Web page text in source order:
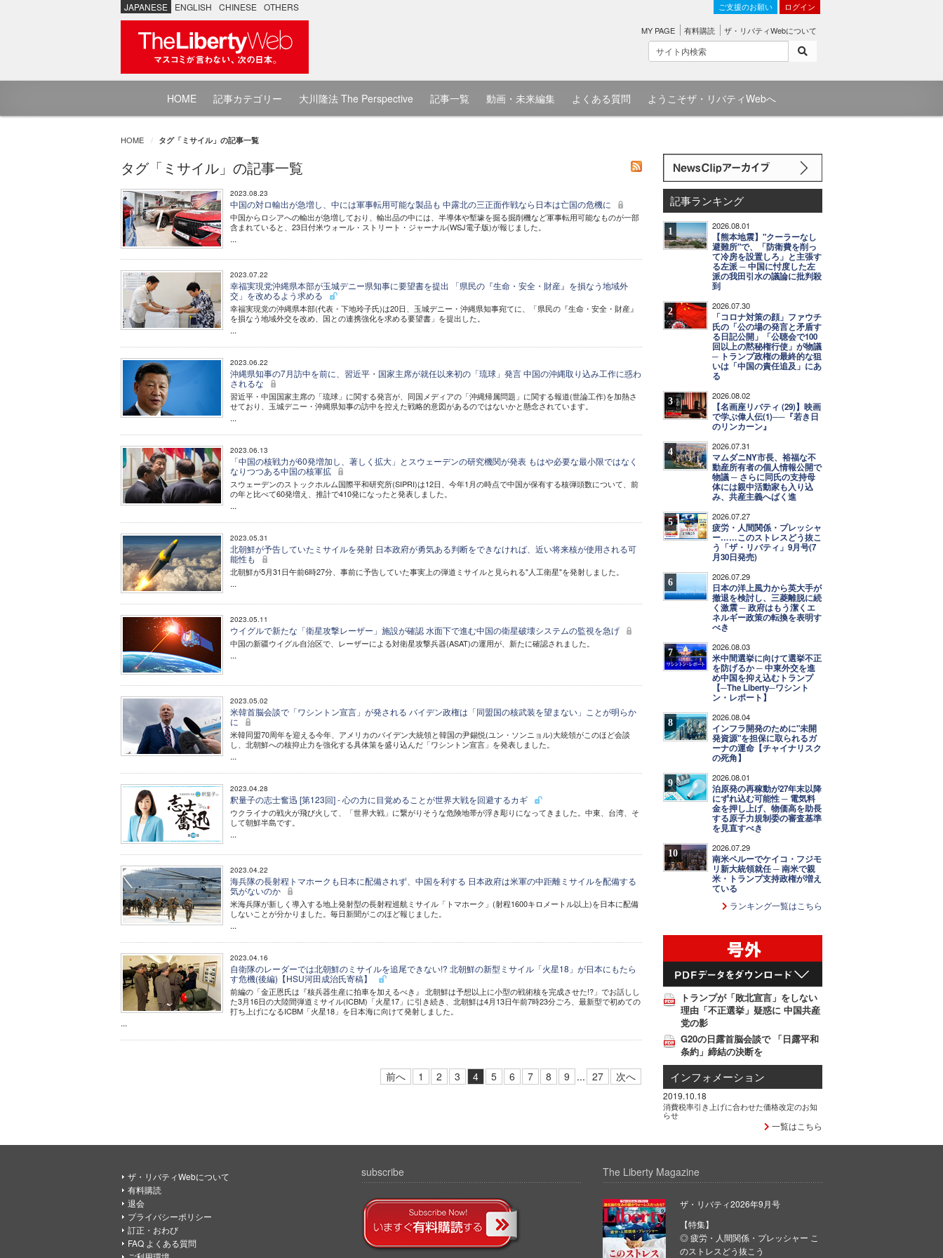
JAPANESE ENGLISH CHINESE OTHERS ご支援のお願い ログイン
MY PAGE 有料購読 ザ・リバティWebについて
HOME 記事カテゴリー 大川隆法 The Perspective 記事一覧 動画・未来編集 よくある質問 ようこそザ・リバティWebへ
HOME タグ「ミサイル」の記事一覧
タグ「ミサイル」の記事一覧
2023.08.23
中国の対ロ輸出が急増し、中には軍事転用可能な製品も 中露北の三正面作戦なら日本は亡国の危機に
中国からロシアへの輸出が急増しており、輸出品の中には、半導体や塹壕を掘る掘削機など軍事転用可能なものが一部
含まれていると、23日付米ウォール・ストリート・ジャーナル(WSJ電子版)が報じました。
...
2023.07.22
幸福実現党沖縄県本部が玉城デニー県知事に要望書を提出 「県民の『生命・安全・財産』を損なう地域外
交」を改めるよう求める
幸福実現党の沖縄県本部(代表・下地玲子氏)は20日、玉城デニー・沖縄県知事宛てに、「県民の『生命・安全・財産』
を損なう地域外交を改め、国との連携強化を求める要望書」を提出した。
...
2023.06.22
沖縄県知事の7月訪中を前に、習近平・国家主席が就任以来初の「琉球」発言 中国の沖縄取り込み工作に惑わ
されるな
習近平・中国国家主席の「琉球」に関する発言が、同国メディアの「沖縄帰属問題」に関する報道(世論工作)を加熱さ
せており、玉城デニー・沖縄県知事の訪中を控えた戦略的意図があるのではないかと懸念されています。
...
2023.06.13
「中国の核戦力が60発増加し、著しく拡大」とスウェーデンの研究機関が発表 もはや必要な最小限ではなく
なりつつある中国の核軍拡
スウェーデンのストックホルム国際平和研究所(SIPRI)は12日、今年1月の時点で中国が保有する核弾頭数について、前
の年と比べて60発増え、推計で410発になったと発表しました。
...
2023.05.31
北朝鮮が予告していたミサイルを発射 日本政府が勇気ある判断をできなければ、近い将来核が使用される可
能性も
北朝鮮が5月31日午前6時27分、事前に予告していた事実上の弾道ミサイルと見られる"人工衛星"を発射しました。
...
2023.05.11
ウイグルで新たな「衛星攻撃レーザー」施設が確認 水面下で進む中国の衛星破壊システムの監視を急げ
中国の新疆ウイグル自治区で、レーザーによる対衛星攻撃兵器(ASAT)の運用が、新たに確認されました。
...
2023.05.02
米韓首脳会談で「ワシントン宣言」が発される バイデン政権は「同盟国の核武装を望まない」ことが明らか
に
米韓同盟70周年を迎える今年、アメリカのバイデン大統領と韓国の尹錫悦(ユン・ソンニョル)大統領がこのほど会談
し、北朝鮮への核抑止力を強化する具体策を盛り込んだ「ワシントン宣言」を発表しました。
...
2023.04.28
釈量子の志士奮迅 [第123回] - 心の力に目覚めることが世界大戦を回避するカギ
ウクライナの戦火が飛び火して、「世界大戦」に繋がりそうな危険地帯が浮き彫りになってきました。中東、台湾、そ
して朝鮮半島です。
...
2023.04.22
海兵隊の長射程トマホークも日本に配備されず、中国を利する 日本政府は米軍の中距離ミサイルを配備する
気がないのか
米海兵隊が新しく導入する地上発射型の長射程巡航ミサイル「トマホーク」(射程1600キロメートル以上)を日本に配備
しないことが分かりました。毎日新聞がこのほど報じました。
...
2023.04.16
自衛隊のレーダーでは北朝鮮のミサイルを追尾できない!? 北朝鮮の新型ミサイル「火星18」が日本にもたら
す危機(後編)【HSU河田成治氏寄稿】
前編の「金正恩氏は『核兵器生産に拍車を加えるべき』 北朝鮮は予想以上に小型の戦術核を完成させた!?」でお話しし
た3月16日の大陸間弾道ミサイル(ICBM)「火星17」に引き続き、北朝鮮は4月13日午前7時23分ごろ、最新型で初めての
打ち上げになるICBM「火星18」を日本海に向けて発射しました。
...
前へ 1 2 3 4 5 6 7 8 9 ... 27 次へ
記事ランキング
1 2026.08.01
【熊本地震】"クーラーなし
避難所"で、「防衛費を削っ
て冷房を設置しろ」と主張す
る左派 ─ 中国に忖度した左
派の我田引水の議論に批判殺
到
2 2026.07.30
「コロナ対策の顔」ファウチ
氏の「公の場の発言と矛盾す
る日記公開」「公聴会で100
回以上の黙秘権行使」が物議
─ トランプ政権の最終的な狙
いは「中国の責任追及」にあ
る
3 2026.08.02
【名画座リバティ (29)】映画
で学ぶ偉人伝(1)──『若き日
のリンカーン』
4 2026.07.31
マムダニNY市長、裕福な不
動産所有者の個人情報公開で
物議 ─ さらに同氏の支持母
体には親中活動家も入り込
み、共産主義へばく進
5 2026.07.27
疲労・人間関係・プレッシャ
ー……このストレスどう抜こ
う「ザ・リバティ」9月号(7
月30日発売)
6 2026.07.29
日本の洋上風力から英大手が
撤退を検討し、三菱離脱に続
く激震 ─ 政府はもう潔くエ
ネルギー政策の転換を表明す
べき
7 2026.08.03
米中間選挙に向けて選挙不正
を防げるか ─ 中東外交を進
め中国を抑え込むトランプ
【─The Liberty─ワシント
ン・レポート】
8 2026.08.04
インフラ開発のために"未開
発資源"を担保に取られるガ
ーナの運命【チャイナリスク
の死角】
9 2026.08.01
泊原発の再稼動が27年末以降
にずれ込む可能性 ─ 電気料
金を押し上げ、物価高を助長
する原子力規制委の審査基準
を見直すべき
10 2026.07.29
南米ペルーでケイコ・フジモ
リ新大統領就任 ─ 南米で親
米・トランプ支持政権が増え
ている
ランキング一覧はこちら
トランプが「敗北宣言」をしない
理由「不正選挙」疑惑に 中国共産
党の影
G20の日露首脳会談で 「日露平和
条約」締結の決断を
インフォメーション
2019.10.18
消費税率引き上げに合わせた価格改定のお知
らせ
一覧はこちら
ザ・リバティWebについて
有料購読
退会
プライバシーポリシー
訂正・おわび
FAQ よくある質問
subscribe The Liberty Magazine
ザ・リバティ2026年9月号
【特集】
◎ 疲労・人間関係・プレッシャー こ
のストレスどう抜こう